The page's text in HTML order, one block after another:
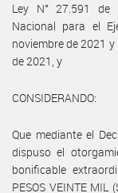
Ley N° 27.591 de
Nacional para el
noviembre de 2021
de 2021, y
CONSIDERANDO:
Que mediante el
dispuso el
bonificable
PESOS VEINTE